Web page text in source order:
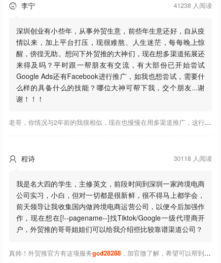
 李宁 41238 人阅读
深圳创业有小些年，从事外贸生意，前些年生意还好，自从疫
情以来，加上平台打压，现很难熬、人生迷茫，每每晚上惊
醒，傍徨无助。想问下外贸推的大神们，现在想多渠道拓展还
来得及吗？平时跟一帮朋友有交流，有大部份已开始尝试
Google Ads还有Facebook进行推广，如我也想尝试，需要什
么样的具备什么的技能？哪位大神可帮下我，交个朋友...谢
谢！！！
老哥，你情况与2年前的我很相似，现在也慢慢在用多渠道推广，这行有钱景，你有基础上手会比较快，不必担心。至于Google还是Facebook哪好上手，我是Google广告入手，现在迷上外贸推关注大神们的营销推广干货。有空你也可多泡下这站，真能学到不少东西；希望可以帮到你！
 程诗 30118 人阅读
我是名大四的学生，主修英文，前段时间到深圳一家跨境电商
公司实习，小白，但对一切都是很新鲜，很不得马上都学会，
前天领导让我收集国内做跨境电商运营公司，以便今后加强作
作，现在想在[!--pagename--]找Tiktok/Google一级代理商开
户，外贸推的哥哥姐姐们可以给我介绍些比较靠谱渠道公司？
真帅！外贸推官方有这项服务gcd28288，加官微了解，希望可以帮到你！